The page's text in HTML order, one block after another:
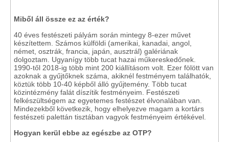
Miből áll össze ez az érték?
40 éves festészeti pályám során mintegy 8-ezer művet
készítettem. Számos külföldi (amerikai, kanadai, angol,
német, osztrák, francia, japán, ausztrál) galériának
dolgoztam. Ugyanígy több tucat hazai műkereskedőnek.
1990-től 2018-ig több mint 200 kiállításom volt. Ezer fölött van
azoknak a gyűjtőknek száma, akiknél festményem találhatók,
köztük több 10-40 képből álló gyűjtemény. Több tucat
közintézmény falát díszítik festményeim. Festészeti
felkészültségem az egyetemes festészet élvonalában van.
Mindezekből következik, hogy elhelyezve magam a kortárs
festészeti palettán tisztában vagyok festményeim értékével.
Hogyan kerül ebbe az egészbe az OTP?